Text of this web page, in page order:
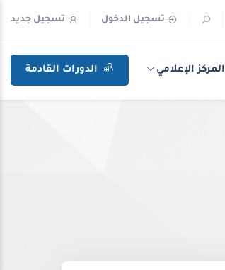
تسجيل الدخول تسجيل جديد
المركز الإعلامي الدورات القادمة